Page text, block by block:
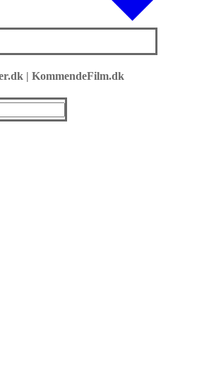
| KommendeFilm.dk